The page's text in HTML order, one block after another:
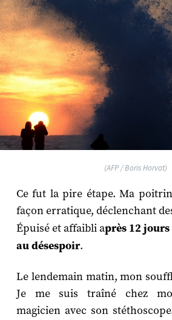
(AFP / Boris Horvat)
Ce fut la pire étape. Ma
façon erratique, déclenchant
Épuisé et affaibli après 12 jours
au désespoir.
Le lendemain matin, mon
Je me suis traîné chez
magicien avec son